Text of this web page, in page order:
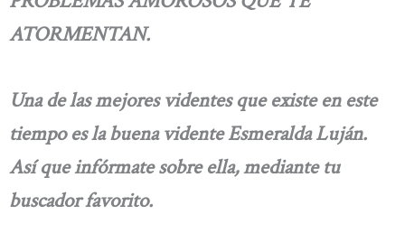
ATORMENTAN.
Una de las mejores videntes que existe en este
tiempo es la buena vidente Esmeralda Luján.
Así que infórmate sobre ella, mediante tu
buscador favorito.